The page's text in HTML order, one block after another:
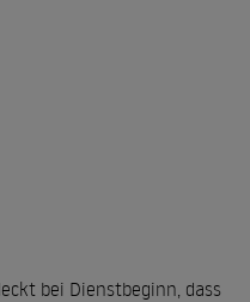
bei Dienstbeginn, dass